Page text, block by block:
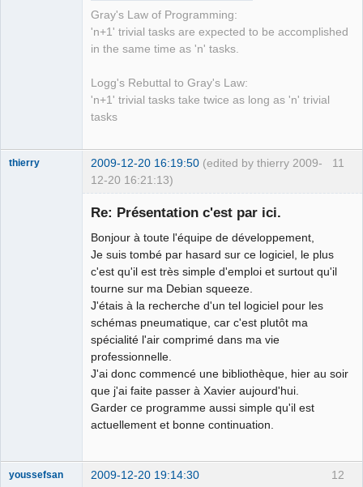
Gray's Law of Programming:
'n+1' trivial tasks are expected to be accomplished
in the same time as 'n' tasks.
Logg's Rebuttal to Gray's Law:
'n+1' trivial tasks take twice as long as 'n' trivial
tasks
11
thierry 2009-12-20 16:19:50 (edited by thierry 2009-
12-20 16:21:13)
Re: Présentation c'est par ici.
Bonjour à toute l'équipe de développement,
Je suis tombé par hasard sur ce logiciel, le plus
c'est qu'il est très simple d'emploi et surtout qu'il
tourne sur ma Debian squeeze.
J'étais à la recherche d'un tel logiciel pour les
schémas pneumatique, car c'est plutôt ma
spécialité l'air comprimé dans ma vie
professionnelle.
J'ai donc commencé une bibliothèque, hier au soir
que j'ai faite passer à Xavier aujourd'hui.
Garder ce programme aussi simple qu'il est
actuellement et bonne continuation.
12
youssefsan 2009-12-20 19:14:30